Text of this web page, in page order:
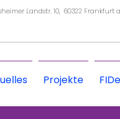
Landstr. 10, 60322 Frankfurt
Projekte